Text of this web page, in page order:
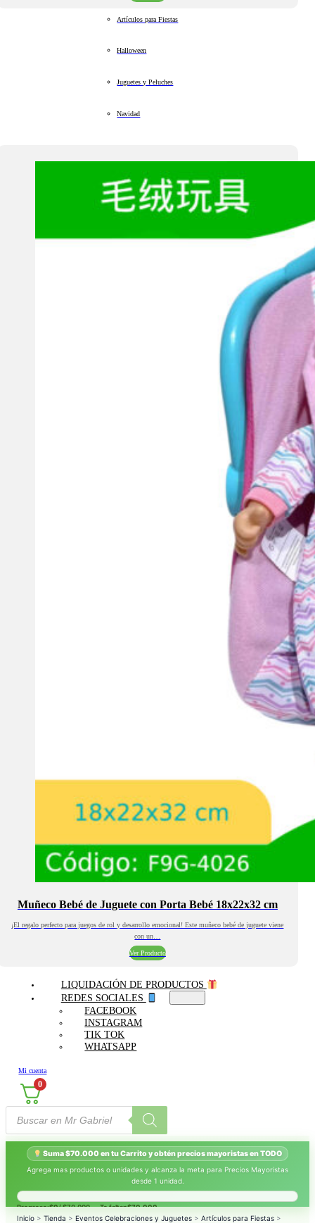
Artículos para Fiestas
Halloween
Juguetes y Peluches
Navidad
Muñeco Bebé de Juguete con Porta Bebé 18x22x32 cm
¡El regalo perfecto para juegos de rol y desarrollo emocional! Este muñeco bebé de juguete viene
con un…
Ver Producto
LIQUIDACIÓN DE PRODUCTOS
REDES SOCIALES
FACEBOOK
INSTAGRAM
TIK TOK
WHATSAPP
Mi cuenta
0
Búsqueda
productos
Suma $70.000 en tu Carrito y obtén precios mayoristas en TODO
Agrega mas productos o unidades y alcanza la meta para Precios Mayoristas
desde 1 unidad.
Progreso:$0/ $70.000 — Te faltan$70.000.
Inicio > Tienda > Eventos Celebraciones y Juguetes > Artículos para Fiestas >